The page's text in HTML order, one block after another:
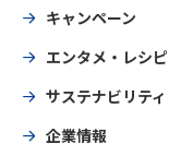
キャンペーン
エンタメ・レシピ
サステナビリティ
企業情報